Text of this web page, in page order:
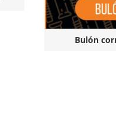
Bulón